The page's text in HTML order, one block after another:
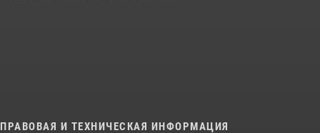
ПРАВОВАЯ И ТЕХНИЧЕСКАЯ ИНФОРМАЦИЯ